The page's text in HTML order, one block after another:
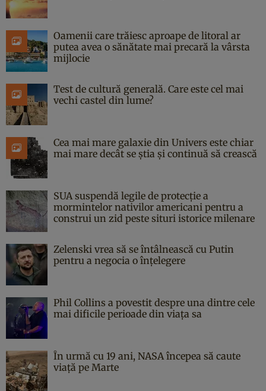
Oamenii care trăiesc aproape de litoral ar
putea avea o sănătate mai precară la vârsta
mijlocie
Test de cultură generală. Care este cel mai
vechi castel din lume?
Cea mai mare galaxie din Univers este chiar
mai mare decât se știa și continuă să crească
SUA suspendă legile de protecție a
mormintelor nativilor americani pentru a
construi un zid peste situri istorice milenare
Zelenski vrea să se întâlnească cu Putin
pentru a negocia o înțelegere
Phil Collins a povestit despre una dintre cele
mai dificile perioade din viața sa
În urmă cu 19 ani, NASA începea să caute
viaţă pe Marte